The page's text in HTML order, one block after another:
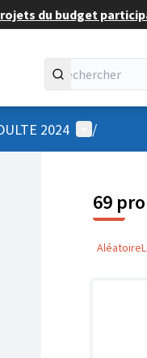
du budget
2024 Menu
/
69
Aléatoire